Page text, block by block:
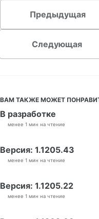
Предыдущая
Следующая
ВАМ ТАКЖЕ МОЖЕТ
В разработке
менее 1 мин на чтение
Версия: 1.1205.43
менее 1 мин на чтение
Версия: 1.1205.22
менее 1 мин на чтение